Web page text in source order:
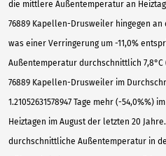
die mittlere Außentemperatur an
76889 Kapellen-Drusweiler hingegen an
was einer Verringerung um -11,0%
Außentemperatur durchschnittlich 7,8°C
76889 Kapellen-Drusweiler im
1.21052631578947 Tage mehr (-54,0%%)
Heiztagen im August der letzten 20
durchschnittliche Außentemperatur in